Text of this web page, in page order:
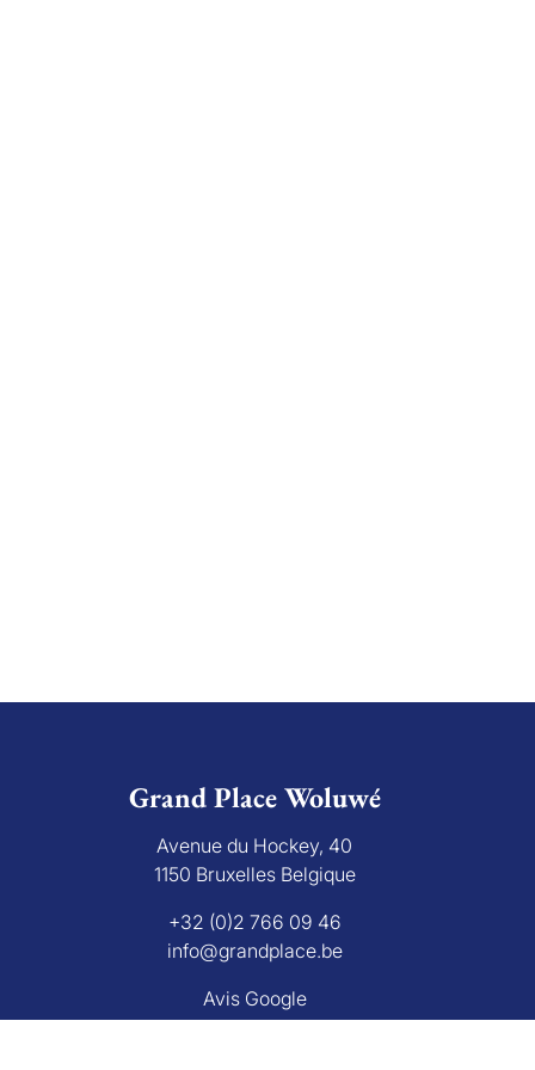
Grand Place Woluwé
Avenue du Hockey, 40
1150 Bruxelles Belgique
+32 (0)2 766 09 46
info@grandplace.be
Avis Google